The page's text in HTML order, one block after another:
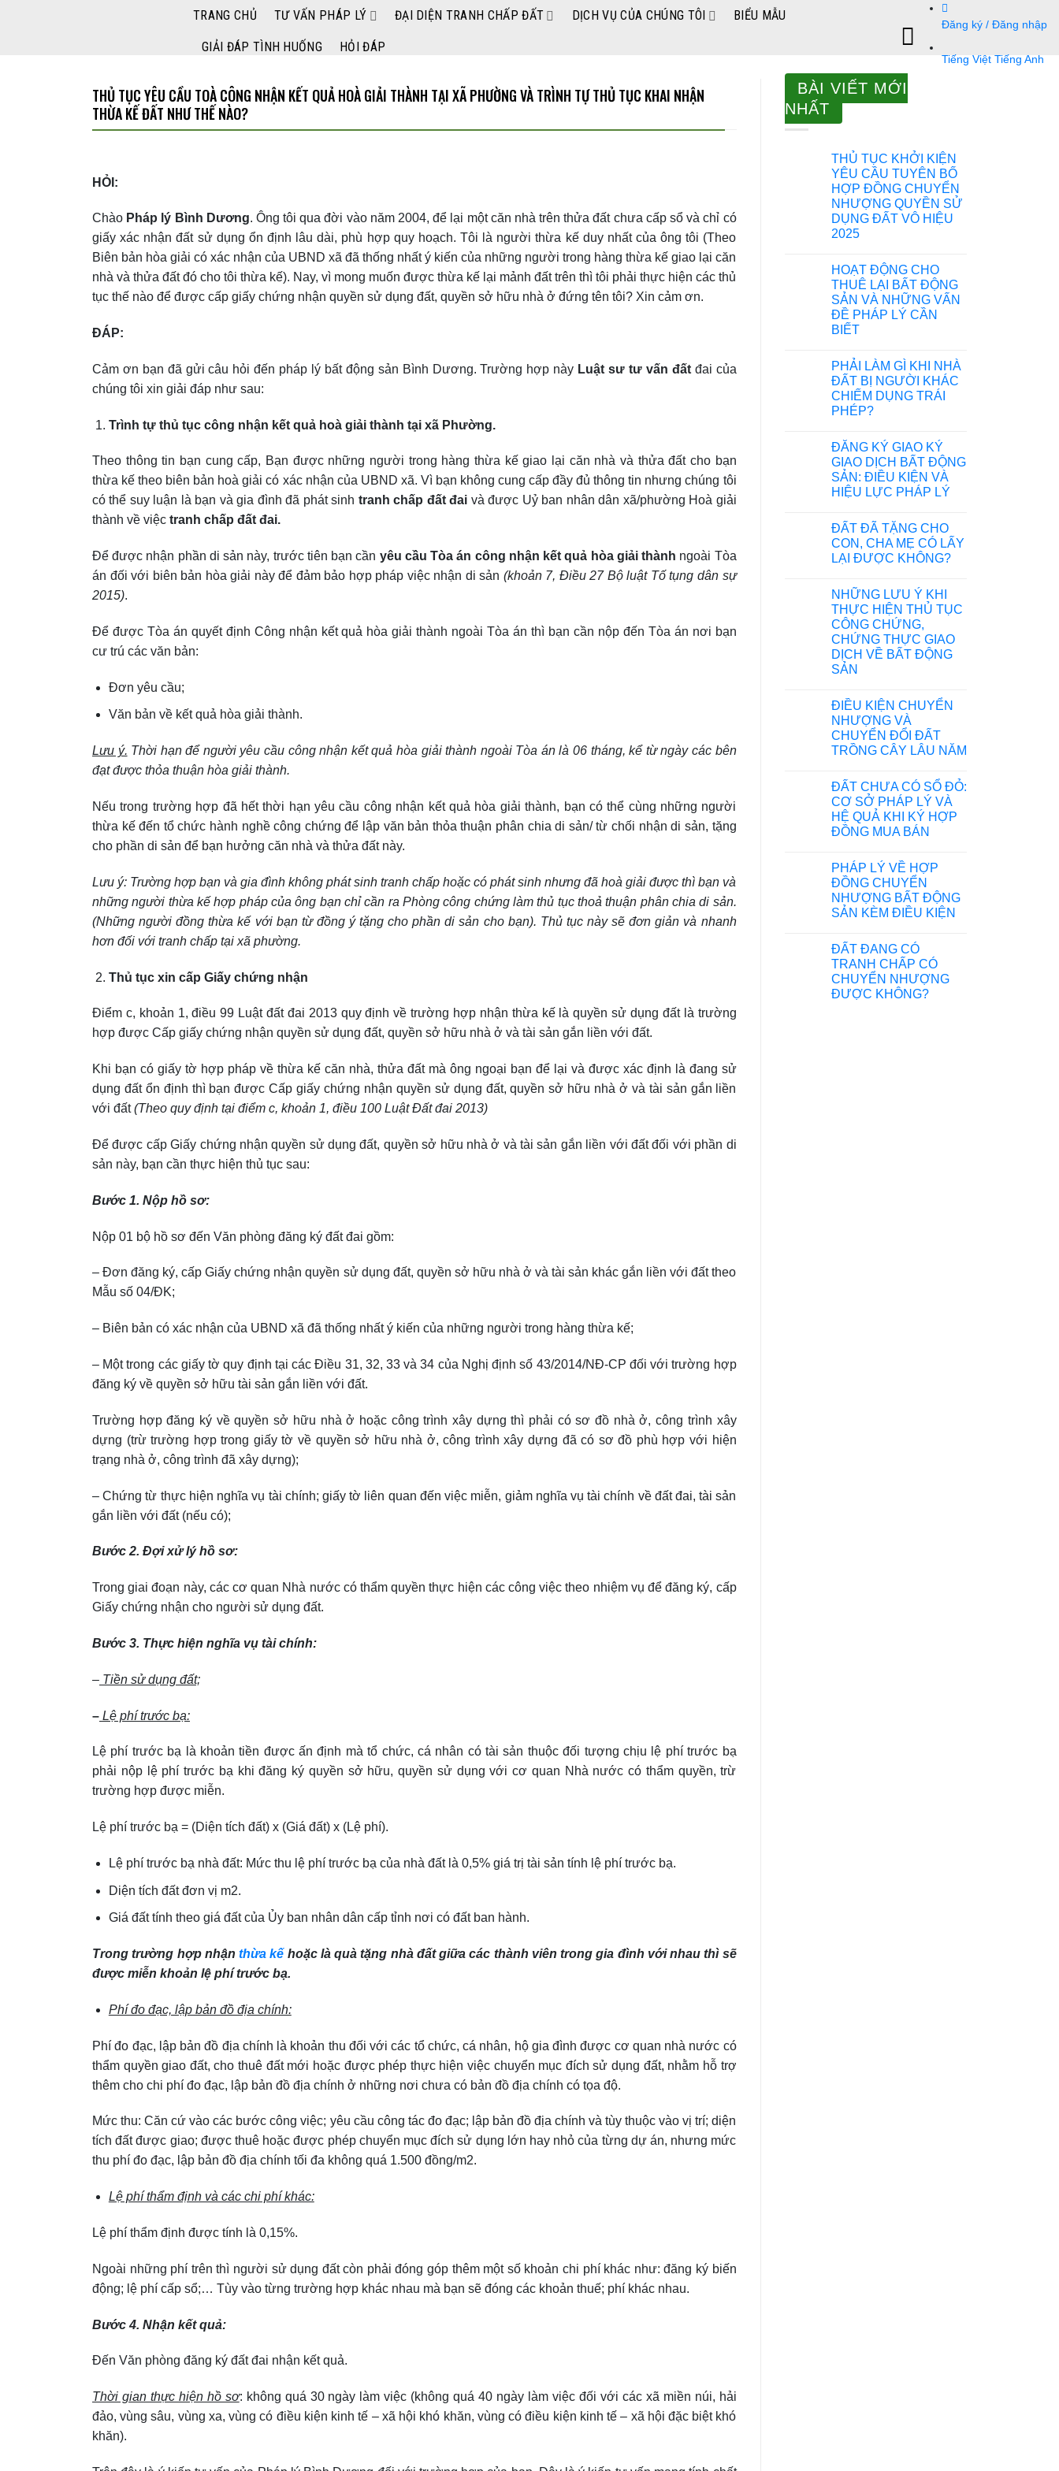
TRANG CHỦ TƯ VẤN PHÁP LÝ ĐẠI DIỆN TRANH CHẤP ĐẤT DỊCH VỤ CỦA CHÚNG TÔI BIỂU MẪU
GIẢI ĐÁP TÌNH HUỐNG HỎI ĐÁP
Đăng ký / Đăng nhập
Tiếng Việt Tiếng Anh
THỦ TỤC YÊU CẦU TOÀ CÔNG NHẬN KẾT QUẢ HOÀ GIẢI THÀNH TẠI XÃ PHƯỜNG VÀ TRÌNH TỰ THỦ TỤC KHAI NHẬN
THỪA KẾ ĐẤT NHƯ THẾ NÀO?
HỎI:
Chào P háp lý Bình Dương. Ông tôi qua đời vào năm 2004, để lại một căn nhà trên thửa đất chưa cấp sổ và chỉ có
giấy xác nhận đất sử dụng ổn định lâu dài, phù hợp quy hoạch. Tôi là người thừa kế duy nhất của ông tôi (Theo
Biên bản hòa giải có xác nhận của UBND xã đã thống nhất ý kiến của những người trong hàng thừa kế giao lại căn
nhà và thửa đất đó cho tôi thừa kế). Nay, vì mong muốn được thừa kế lại mảnh đất trên thì tôi phải thực hiện các thủ
tục thế nào để được cấp giấy chứng nhận quyền sử dụng đất, quyền sở hữu nhà ở đứng tên tôi? Xin cảm ơn.
ĐÁP:
Cảm ơn bạn đã gửi câu hỏi đến pháp lý bất động sản Bình Dương. Trường hợp này Luật sư tư vấn đấtđai của
chúng tôi xin giải đáp như sau:
Trình tự thủ tục công nhận kết quả hoà giải thành tại xã Phường.
Theo thông tin bạn cung cấp, Bạn được những người trong hàng thừa kế giao lại căn nhà và thửa đất cho bạn
thừa kế theo biên bản hoà giải có xác nhận của UBND xã. Vì bạn không cung cấp đầy đủ thông tin nhưng chúng tôi
có thể suy luận là bạn và gia đình đã phát sinh tranh chấp đất đai và được Uỷ ban nhân dân xã/phường Hoà giải
thành về việc tranh chấp đất đai.
Để được nhận phần di sản này, trước tiên bạn cần yêu cầu Tòa án công nhận kết quả hòa giải thành ngoài Tòa
án đối với biên bản hòa giải này để đảm bảo hợp pháp việc nhận di sản (khoản 7, Điều 27 Bộ luật Tố tụng dân sự
2015).
Để được Tòa án quyết định Công nhận kết quả hòa giải thành ngoài Tòa án thì bạn cần nộp đến Tòa án nơi bạn
cư trú các văn bản:
Đơn yêu cầu;
Văn bản về kết quả hòa giải thành.
Lưu ý. Thời hạn để người yêu cầu công nhận kết quả hòa giải thành ngoài Tòa án là 06 tháng, kể từ ngày các bên
đạt được thỏa thuận hòa giải thành.
Nếu trong trường hợp đã hết thời hạn yêu cầu công nhận kết quả hòa giải thành, bạn có thể cùng những người
thừa kế đến tổ chức hành nghề công chứng để lập văn bản thỏa thuận phân chia di sản/ từ chối nhận di sản, tặng
cho phần di sản để bạn hưởng căn nhà và thửa đất này.
Lưu ý: Trường hợp bạn và gia đình không phát sinh tranh chấp hoặc có phát sinh nhưng đã hoà giải được thì bạn và
những người thừa kế hợp pháp của ông bạn chỉ cần ra Phòng công chứng làm thủ tục thoả thuận phân chia di sản.
(Những người đồng thừa kế với bạn từ đồng ý tặng cho phần di sản cho bạn). Thủ tục này sẽ đơn giản và nhanh
hơn đối với tranh chấp tại xã phường.
Thủ tục xin cấp Giấy chứng nhận
Điểm c, khoản 1, điều 99 Luật đất đai 2013 quy định về trường hợp nhận thừa kế là quyền sử dụng đất là trường
hợp được Cấp giấy chứng nhận quyền sử dụng đất, quyền sở hữu nhà ở và tài sản gắn liền với đất.
Khi bạn có giấy tờ hợp pháp về thừa kế căn nhà, thửa đất mà ông ngoại bạn để lại và được xác định là đang sử
dụng đất ổn định thì bạn được Cấp giấy chứng nhận quyền sử dụng đất, quyền sở hữu nhà ở và tài sản gắn liền
với đất(Theo quy định tại điểm c, khoản 1, điều 100 Luật Đất đai 2013)
Để được cấp Giấy chứng nhận quyền sử dụng đất, quyền sở hữu nhà ở và tài sản gắn liền với đất đối với phần di
sản này, bạn cần thực hiện thủ tục sau:
Bước 1. Nộp hồ sơ:
Nộp 01 bộ hồ sơ đến Văn phòng đăng ký đất đai gồm:
– Đơn đăng ký, cấp Giấy chứng nhận quyền sử dụng đất, quyền sở hữu nhà ở và tài sản khác gắn liền với đất theo
Mẫu số 04/ĐK;
– Biên bản có xác nhận của UBND xã đã thống nhất ý kiến của những người trong hàng thừa kế;
– Một trong các giấy tờ quy định tại các Điều 31, 32, 33 và 34 của Nghị định số 43/2014/NĐ-CP đối với trường hợp
đăng ký về quyền sở hữu tài sản gắn liền với đất.
Trường hợp đăng ký về quyền sở hữu nhà ở hoặc công trình xây dựng thì phải có sơ đồ nhà ở, công trình xây
dựng (trừ trường hợp trong giấy tờ về quyền sở hữu nhà ở, công trình xây dựng đã có sơ đồ phù hợp với hiện
trạng nhà ở, công trình đã xây dựng);
– Chứng từ thực hiện nghĩa vụ tài chính; giấy tờ liên quan đến việc miễn, giảm nghĩa vụ tài chính về đất đai, tài sản
gắn liền với đất (nếu có);
Bước 2. Đợi xử lý hồ sơ:
Trong giai đoạn này, các cơ quan Nhà nước có thẩm quyền thực hiện các công việc theo nhiệm vụ để đăng ký, cấp
Giấy chứng nhận cho người sử dụng đất.
Bước 3. Thực hiện nghĩa vụ tài chính:
– Tiền sử dụng đất;
– Lệ phí trước bạ:
Lệ phí trước bạ là khoản tiền được ấn định mà tổ chức, cá nhân có tài sản thuộc đối tượng chịu lệ phí trước bạ
phải nộp lệ phí trước bạ khi đăng ký quyền sở hữu, quyền sử dụng với cơ quan Nhà nước có thẩm quyền, trừ
trường hợp được miễn.
Lệ phí trước bạ = (Diện tích đất) x (Giá đất) x (Lệ phí).
Lệ phí trước bạ nhà đất: Mức thu lệ phí trước bạ của nhà đất là 0,5% giá trị tài sản tính lệ phí trước bạ.
Diện tích đất đơn vị m2.
Giá đất tính theo giá đất của Ủy ban nhân dân cấp tỉnh nơi có đất ban hành.
Trong trường hợp nhận thừa kế hoặc là quà tặng nhà đất giữa các thành viên trong gia đình với nhau thì sẽ
được miễn khoản lệ phí trước bạ.
Phí đo đạc, lập bản đồ địa chính:
Phí đo đạc, lập bản đồ địa chính là khoản thu đối với các tổ chức, cá nhân, hộ gia đình được cơ quan nhà nước có
thẩm quyền giao đất, cho thuê đất mới hoặc được phép thực hiện việc chuyển mục đích sử dụng đất, nhằm hỗ trợ
thêm cho chi phí đo đạc, lập bản đồ địa chính ở những nơi chưa có bản đồ địa chính có tọa độ.
Mức thu: Căn cứ vào các bước công việc; yêu cầu công tác đo đạc; lập bản đồ địa chính và tùy thuộc vào vị trí; diện
tích đất được giao; được thuê hoặc được phép chuyển mục đích sử dụng lớn hay nhỏ của từng dự án, nhưng mức
thu phí đo đạc, lập bản đồ địa chính tối đa không quá 1.500 đồng/m2.
Lệ phí thẩm định và các chi phí khác:
Lệ phí thẩm định được tính là 0,15%.
Ngoài những phí trên thì người sử dụng đất còn phải đóng góp thêm một số khoản chi phí khác như: đăng ký biến
động; lệ phí cấp sổ;… Tùy vào từng trường hợp khác nhau mà bạn sẽ đóng các khoản thuế; phí khác nhau.
Bước 4. Nhận kết quả:
Đến Văn phòng đăng ký đất đai nhận kết quả.
Thời gian thực hiện hồ sơ: không quá 30 ngày làm việc (không quá 40 ngày làm việc đối với các xã miền núi, hải
đảo, vùng sâu, vùng xa, vùng có điều kiện kinh tế – xã hội khó khăn, vùng có điều kiện kinh tế – xã hội đặc biệt khó
khăn).
BÀI VIẾT MỚI
NHẤT
THỦ TỤC KHỞI KIỆN
YÊU CẦU TUYÊN BỐ
HỢP ĐỒNG CHUYỂN
NHƯỢNG QUYỀN SỬ
DỤNG ĐẤT VÔ HIỆU
2025
HOẠT ĐỘNG CHO
THUÊ LẠI BẤT ĐỘNG
SẢN VÀ NHỮNG VẤN
ĐỀ PHÁP LÝ CẦN
BIẾT
PHẢI LÀM GÌ KHI NHÀ
ĐẤT BỊ NGƯỜI KHÁC
CHIẾM DỤNG TRÁI
PHÉP?
ĐĂNG KÝ GIAO KÝ
GIAO DỊCH BẤT ĐỘNG
SẢN: ĐIỀU KIỆN VÀ
HIỆU LỰC PHÁP LÝ
ĐẤT ĐÃ TẶNG CHO
CON, CHA MẸ CÓ LẤY
LẠI ĐƯỢC KHÔNG?
NHỮNG LƯU Ý KHI
THỰC HIỆN THỦ TỤC
CÔNG CHỨNG,
CHỨNG THỰC GIAO
DỊCH VỀ BẤT ĐỘNG
SẢN
ĐIỀU KIỆN CHUYỂN
NHƯỢNG VÀ
CHUYỂN ĐỔI ĐẤT
TRỒNG CÂY LÂU NĂM
ĐẤT CHƯA CÓ SỔ ĐỎ:
CƠ SỞ PHÁP LÝ VÀ
HỆ QUẢ KHI KÝ HỢP
ĐỒNG MUA BÁN
PHÁP LÝ VỀ HỢP
ĐỒNG CHUYỂN
NHƯỢNG BẤT ĐỘNG
SẢN KÈM ĐIỀU KIỆN
ĐẤT ĐANG CÓ
TRANH CHẤP CÓ
CHUYỂN NHƯỢNG
ĐƯỢC KHÔNG?